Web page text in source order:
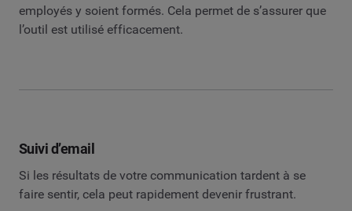
employés y soient formés. Cela permet de s’assurer que
l’outil est utilisé efficacement.
Suivi d’email
Si les résultats de votre communication tardent à se
faire sentir, cela peut rapidement devenir frustrant.